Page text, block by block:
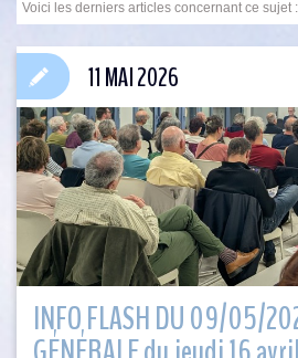
INFO FLASH DU 09/05/
11 MAI 2026